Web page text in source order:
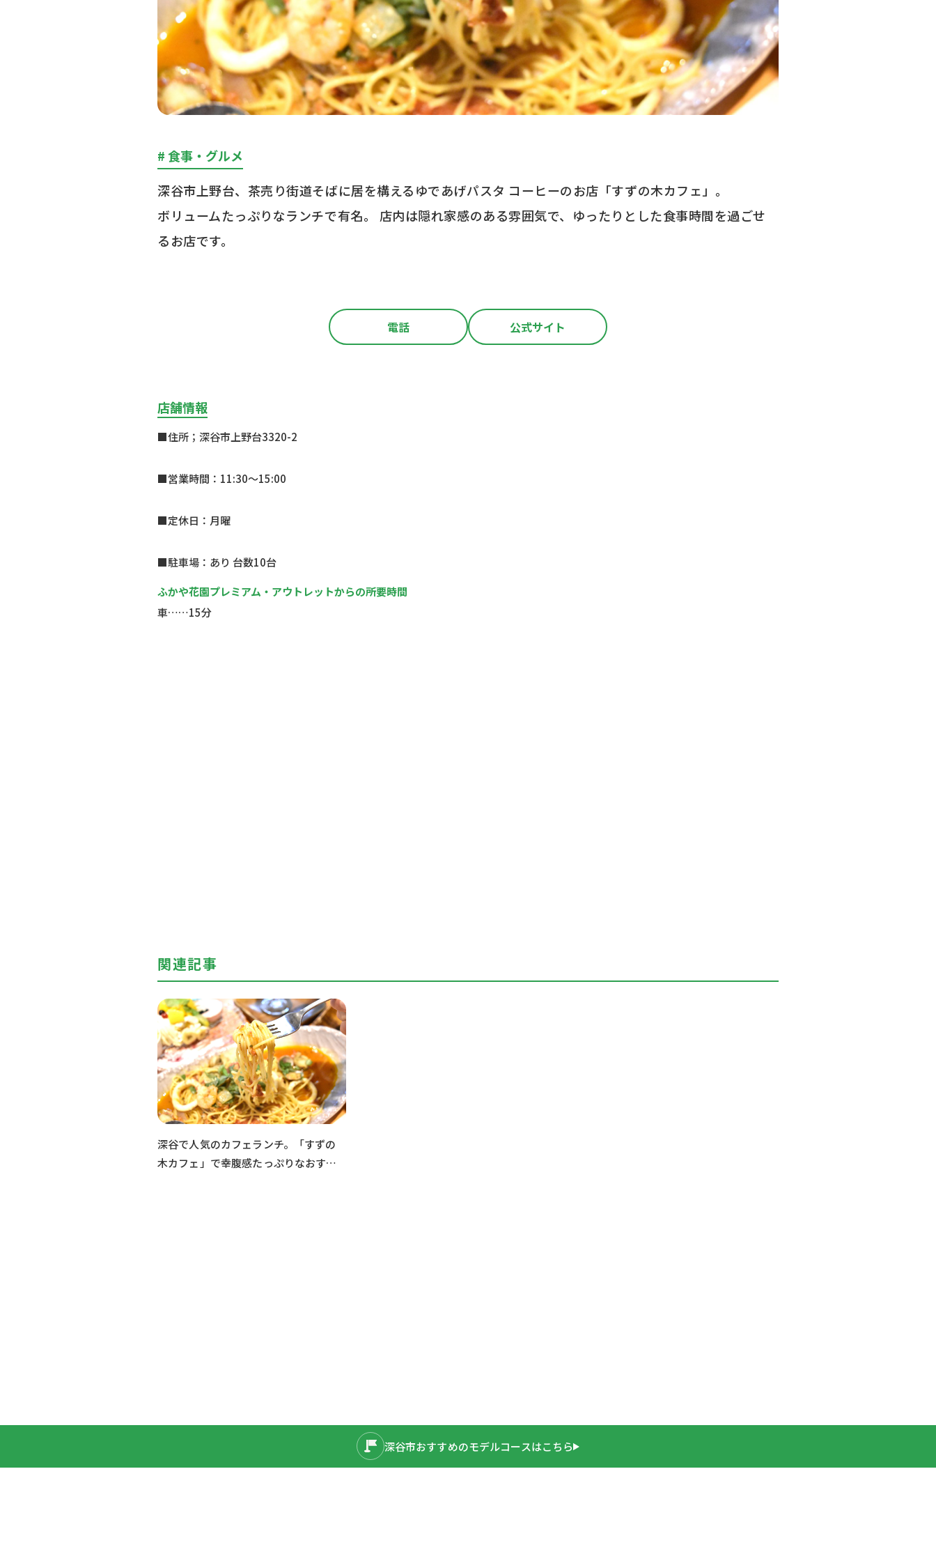
# 食事・グルメ
深谷市上野台、茶売り街道そばに居を構えるゆであげパスタ コーヒーのお店「すずの木カフェ」。
ボリュームたっぷりなランチで有名。 店内は隠れ家感のある雰囲気で、ゆったりとした食事時間を過ごせ
るお店です。
電話 公式サイト
店舗情報
■住所；深谷市上野台3320-2
■営業時間：11:30～15:00
■定休日：月曜
■駐車場：あり 台数10台
ふかや花園プレミアム・アウトレットからの所要時間
車……15分
関連記事
深谷で人気のカフェランチ。「すずの
木カフェ」で幸腹感たっぷりなおすす
深谷市おすすめのモデルコースはこちら